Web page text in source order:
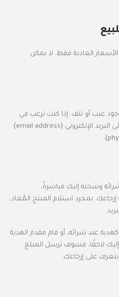
العادية فقط. لا يمكن
عيب أو تلف. إذا كنت ترغب في
استبدالها بنفس المنتج، راسلنا على البريد الإلكتروني {email address}
وشحنه إليك مباشرةً،
بمجرد استلام المنتج المُعاد،
عند شرائه، أو قام مقدم الهدية
لاحقًا، فسوف نرسل المبلغ
على إرجاعك.